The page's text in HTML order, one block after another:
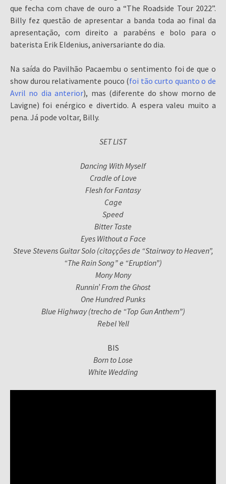
que fecha com chave de ouro a “The Roadside Tour 2022”.
Billy fez questão de apresentar a banda toda ao final da
apresentação, com direito a parabéns e bolo para o
baterista Erik Eldenius, aniversariante do dia.
Na saída do Pavilhão Pacaembu o sentimento foi de que o
show durou relativamente pouco (foi tão curto quanto o de
Avril no dia anterior), mas (diferente do show morno de
Lavigne) foi enérgico e divertido. A espera valeu muito a
pena. Já pode voltar, Billy.
SET LIST
Dancing With Myself
Cradle of Love
Flesh for Fantasy
Cage
Speed
Bitter Taste
Eyes Without a Face
Steve Stevens Guitar Solo (citaçções de “Stairway to Heaven”,
“The Rain Song” e “Eruption”)
Mony Mony
Runnin’ From the Ghost
One Hundred Punks
Blue Highway (trecho de “Top Gun Anthem”)
Rebel Yell
BIS
Born to Lose
White Wedding